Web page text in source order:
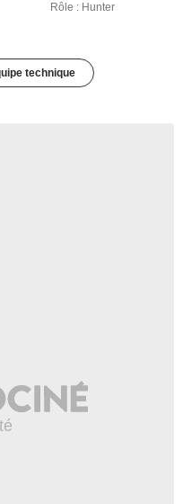
Rôle : Hunter
technique